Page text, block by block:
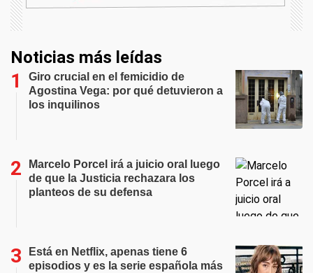
Noticias más leídas
Giro crucial en el femicidio de
Agostina Vega: por qué detuvieron a
los inquilinos
Marcelo Porcel irá a juicio oral luego
de que la Justicia rechazara los
planteos de su defensa
Está en Netflix, apenas tiene 6
episodios y es la serie española más